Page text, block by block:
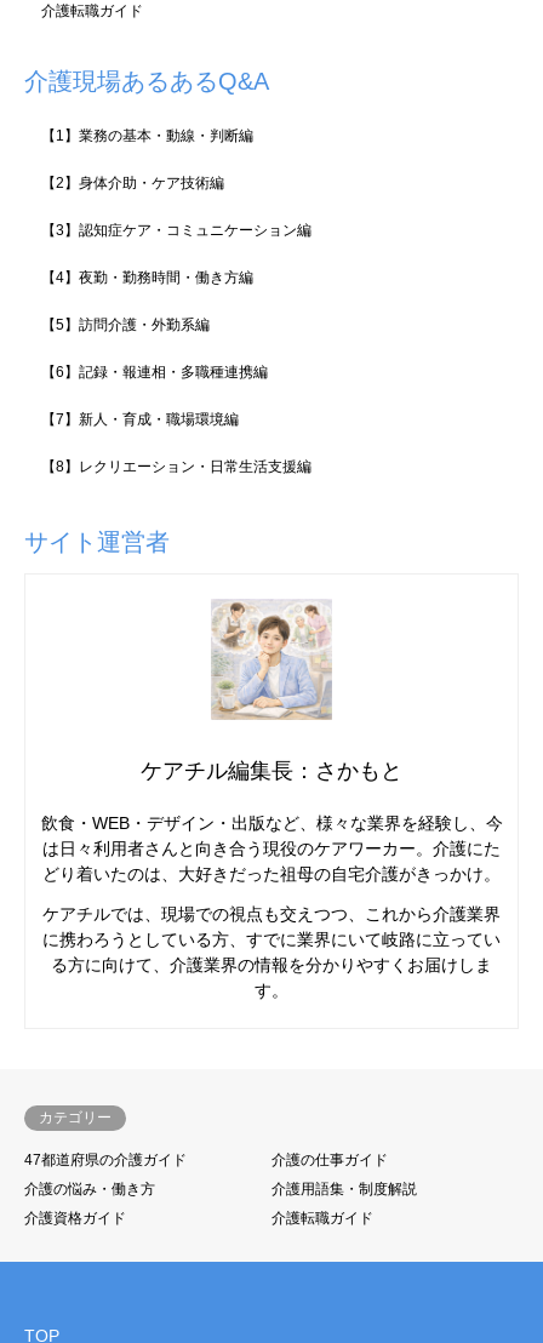
介護転職ガイド
介護現場あるあるQ&A
【1】業務の基本・動線・判断編
【2】身体介助・ケア技術編
【3】認知症ケア・コミュニケーション編
【4】夜勤・勤務時間・働き方編
【5】訪問介護・外勤系編
【6】記録・報連相・多職種連携編
【7】新人・育成・職場環境編
【8】レクリエーション・日常生活支援編
サイト運営者
ケアチル編集長：さかもと
飲食・WEB・デザイン・出版など、様々な業界を経験し、今
は日々利用者さんと向き合う現役のケアワーカー。介護にた
どり着いたのは、大好きだった祖母の自宅介護がきっかけ。
ケアチルでは、現場での視点も交えつつ、これから介護業界
に携わろうとしている方、すでに業界にいて岐路に立ってい
る方に向けて、介護業界の情報を分かりやすくお届けしま
す。
カテゴリー
47都道府県の介護ガイド
介護の仕事ガイド
介護の悩み・働き方
介護用語集・制度解説
介護資格ガイド
介護転職ガイド
TOP